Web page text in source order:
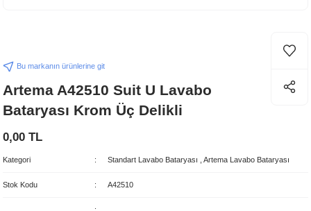
Bu markanın ürünlerine git
Artema A42510 Suit U Lavabo
Bataryası Krom Üç Delikli
0,00 TL
Kategori Standart Lavabo Bataryası Artema Lavabo Bataryası
Stok Kodu A42510